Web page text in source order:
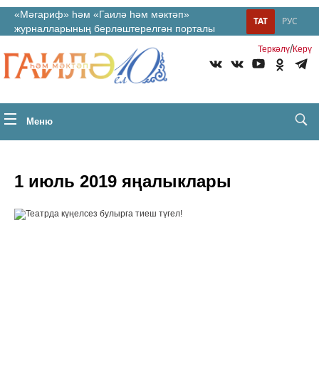
«Мәгариф» һәм «Гаилә һәм мәктәп»
журналларының берләштерелгән порталы
РУС
ТАТ
Теркəлү/Керү
Меню
1 июль 2019 яңалыклары